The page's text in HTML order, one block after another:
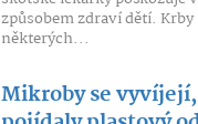
způsobem zdraví dětí.
některých...
Mikroby se